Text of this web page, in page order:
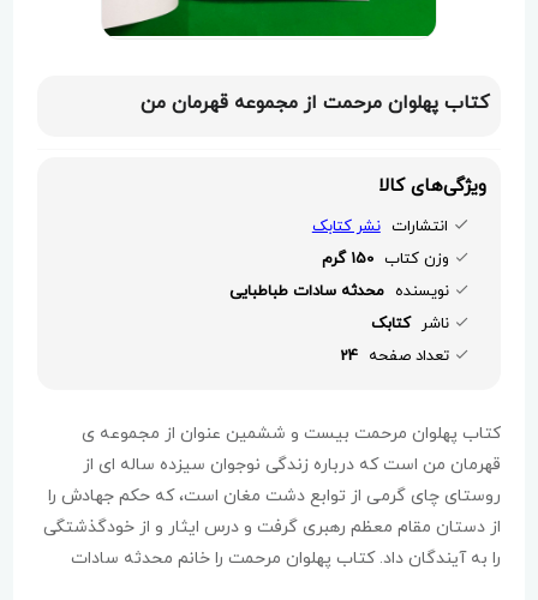
کتاب پهلوان مرحمت از مجموعه قهرمان من
ویژگی‌های کالا
انتشارات نشر کتابک
وزن کتاب 150 گرم
نویسنده محدثه سادات طباطبایی
ناشر کتابک
تعداد صفحه 24
کتاب پهلوان مرحمت بیست و ششمین عنوان از مجموعه ی
قهرمان من است که درباره زندگی نوجوان سیزده ساله ای از
روستای چای گرمی از توابع دشت مغان است، که حکم جهادش را
از دستان مقام معظم رهبری گرفت و درس ایثار و از خودگذشتگی
را به آیندگان داد. کتاب پهلوان مرحمت را خانم محدثه سادات